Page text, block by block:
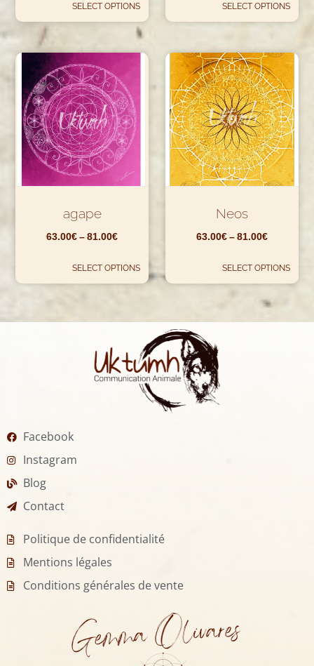
SELECT OPTIONS SELECT OPTIONS
agape
63.00€–81.00€
SELECT OPTIONS
Neos
63.00€–81.00€
SELECT OPTIONS
Facebook
Instagram
Blog
Contact
Politique de confidentialité
Mentions légales
Conditions générales de vente